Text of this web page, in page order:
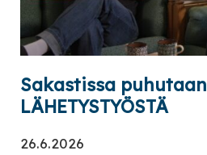
Sakastissa puhutaan
LÄHETYSTYÖSTÄ
26.6.2026